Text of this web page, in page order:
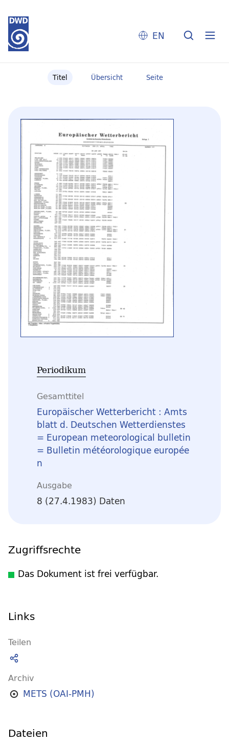
EN
Titel Übersicht Seite
Periodikum
Gesamttitel
Europäischer Wetterbericht : Amts
blatt d. Deutschen Wetterdienstes
= European meteorological bulletin
= Bulletin météorologique europée
n
Ausgabe
8 (27.4.1983) Daten
Zugriffsrechte
Das Dokument ist frei verfügbar.
Links
Teilen
Archiv
METS (OAI-PMH)
Dateien